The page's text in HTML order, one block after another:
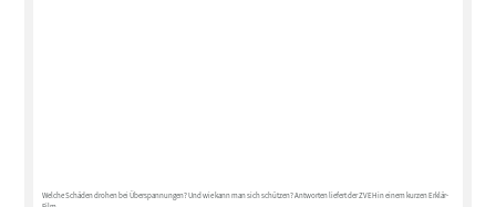
Welche Schäden drohen bei Überspannungen? Und wie kann man sich schützen? Antworten liefert der ZVEH in einem kurzen Erklär-